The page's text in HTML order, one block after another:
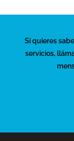
Si quieres
servicios,